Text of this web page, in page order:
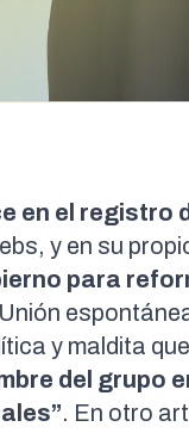
en el registro
, y en su
para
y maldita
del grupo
. En otro